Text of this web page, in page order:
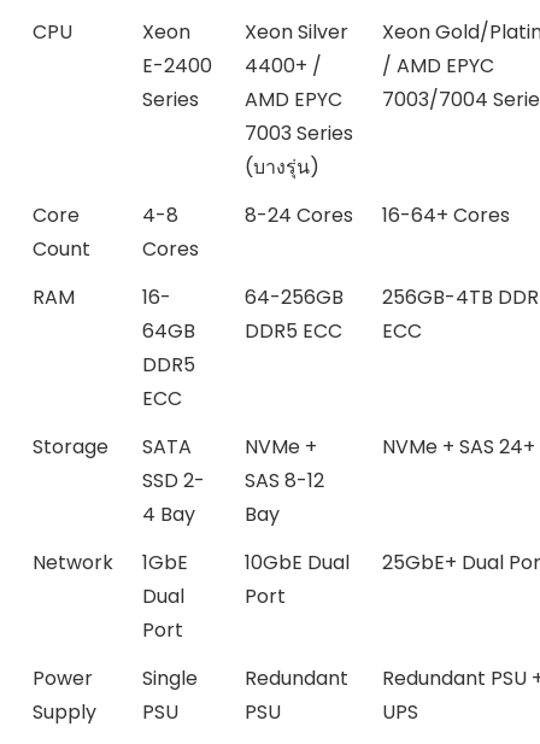
CPU
Xeon
E-2400
Series
Xeon Silver
4400+ /
AMD EPYC
7003 Series
(บางรุ่น)
Xeon Gold/
/ AMD EPYC
7003/7004
Core
Count
4-8
Cores
8-24 Cores 16-64+ Cores
RAM
16-
64GB
DDR5
ECC
64-256GB
DDR5 ECC
256GB-4TB
ECC
Storage
SATA
SSD 2-
4 Bay
NVMe +
SAS 8-12
Bay
NVMe + SAS
Network
1GbE
Dual
Port
10GbE Dual
Port
25GbE+ Dual
Power
Supply
Single
PSU
Redundant
PSU
Redundant PSU
UPS